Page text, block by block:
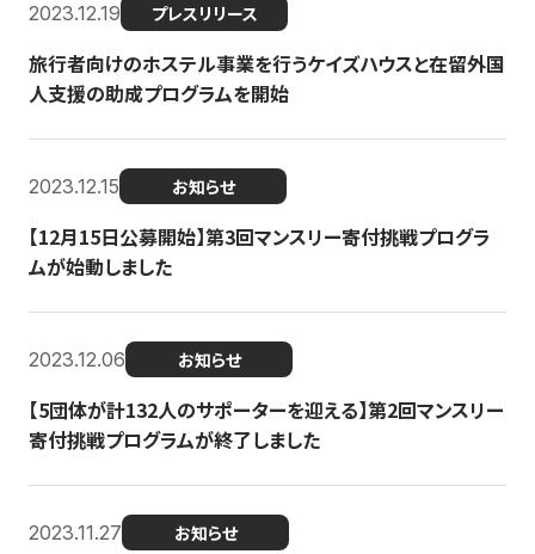
2023.12.19 プレスリリース
旅行者向けのホステル事業を行うケイズハウスと在留外国
人支援の助成プログラムを開始
2023.12.15 お知らせ
【12月15日公募開始】第3回マンスリー寄付挑戦プログラ
ムが始動しました
2023.12.06 お知らせ
【5団体が計132人のサポーターを迎える】第2回マンスリー
寄付挑戦プログラムが終了しました
2023.11.27 お知らせ